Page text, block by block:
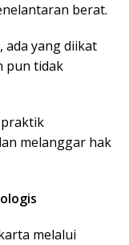
berat.
ada yang diikat
pun tidak
melanggar hak
melalui